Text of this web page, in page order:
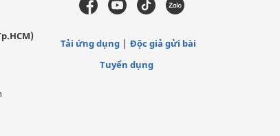
Tải ứng dụng
Độc giả gửi bài
Tuyển dụng